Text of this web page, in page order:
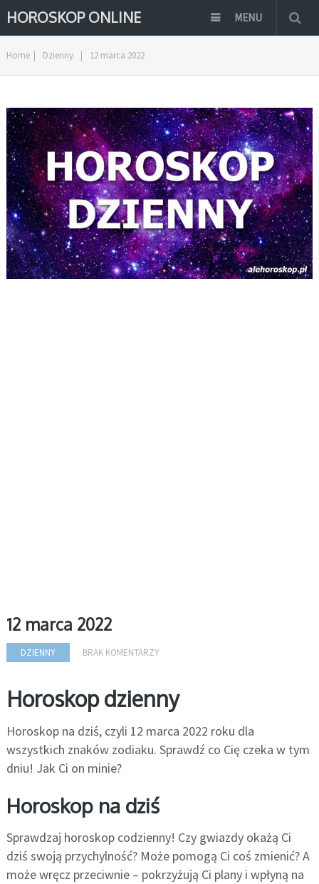
HOROSKOP ONLINE MENU
Home | Dzienny | 12 marca 2022
12 marca 2022
DZIENNY BRAK KOMENTARZY
Horoskop dzienny
Horoskop na dziś, czyli 12 marca 2022 roku dla
wszystkich znaków zodiaku. Sprawdź co Cię czeka w tym
dniu! Jak Ci on minie?
Horoskop na dziś
Sprawdzaj horoskop codzienny! Czy gwiazdy okażą Ci
dziś swoją przychylność? Może pomogą Ci coś zmienić? A
może wręcz przeciwnie – pokrzyżują Ci plany i wpłyną na